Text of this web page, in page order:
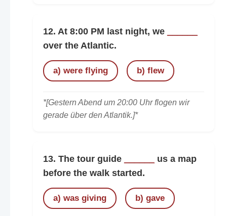
12. At 8:00 PM last night, we
over the Atlantic.
a) were flying b) flew
*[Gestern Abend um 20:00 Uhr flogen wir
gerade über den Atlantik.]*
13. The tour guide
us a map
before the walk started.
a) was giving b) gave